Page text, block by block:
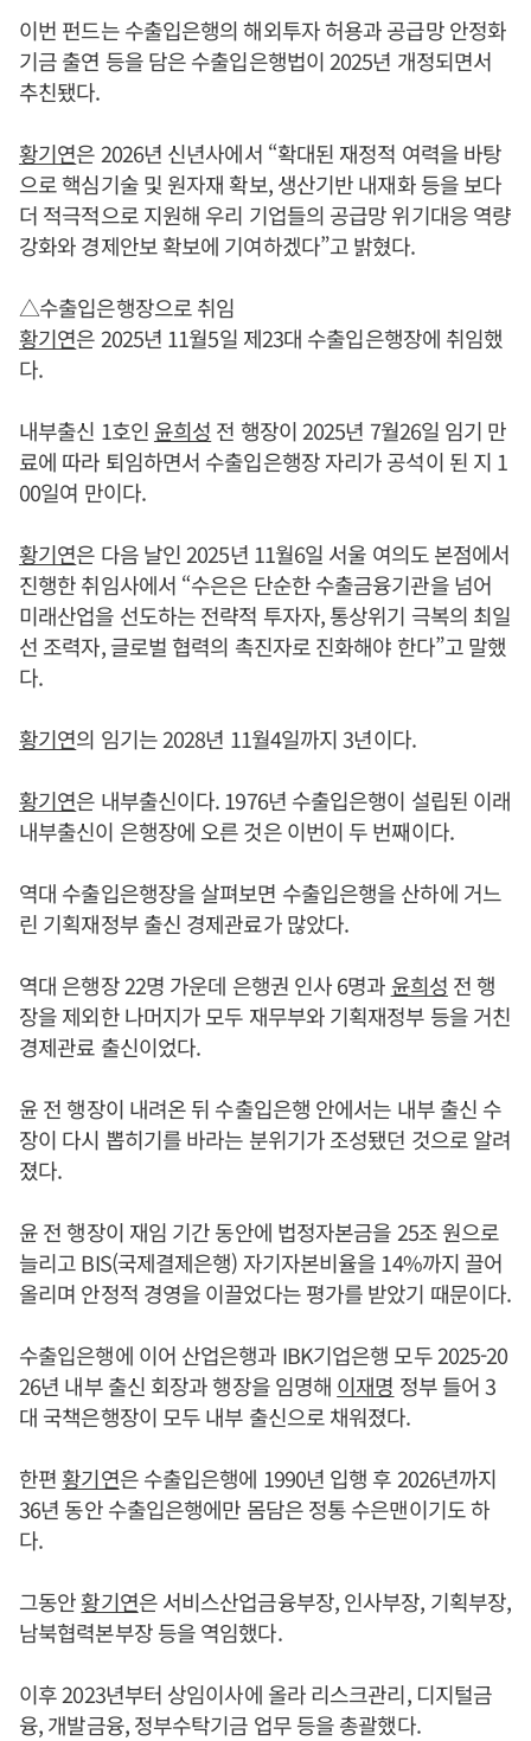
이번 펀드는 수출입은행의 해외투자 허용과 공급망 안정화
기금 출연 등을 담은 수출입은행법이 2025년 개정되면서
추친됐다.
황기연은 2026년 신년사에서 “확대된 재정적 여력을 바탕
으로 핵심기술 및 원자재 확보, 생산기반 내재화 등을 보다
더 적극적으로 지원해 우리 기업들의 공급망 위기대응 역량
강화와 경제안보 확보에 기여하겠다”고 밝혔다.
△수출입은행장으로 취임
황기연은 2025년 11월5일 제23대 수출입은행장에 취임했
다.
내부출신 1호인 윤희성 전 행장이 2025년 7월26일 임기 만
료에 따라 퇴임하면서 수출입은행장 자리가 공석이 된 지 1
00일여 만이다.
황기연은 다음 날인 2025년 11월6일 서울 여의도 본점에서
진행한 취임사에서 “수은은 단순한 수출금융기관을 넘어
미래산업을 선도하는 전략적 투자자, 통상위기 극복의 최일
선 조력자, 글로벌 협력의 촉진자로 진화해야 한다”고 말했
다.
황기연의 임기는 2028년 11월4일까지 3년이다.
황기연은 내부출신이다. 1976년 수출입은행이 설립된 이래
내부출신이 은행장에 오른 것은 이번이 두 번째이다.
역대 수출입은행장을 살펴보면 수출입은행을 산하에 거느
린 기획재정부 출신 경제관료가 많았다.
역대 은행장 22명 가운데 은행권 인사 6명과 윤희성 전 행
장을 제외한 나머지가 모두 재무부와 기획재정부 등을 거친
경제관료 출신이었다.
윤 전 행장이 내려온 뒤 수출입은행 안에서는 내부 출신 수
장이 다시 뽑히기를 바라는 분위기가 조성됐던 것으로 알려
졌다.
윤 전 행장이 재임 기간 동안에 법정자본금을 25조 원으로
늘리고 BIS(국제결제은행) 자기자본비율을 14%까지 끌어
올리며 안정적 경영을 이끌었다는 평가를 받았기 때문이다.
수출입은행에 이어 산업은행과 IBK기업은행 모두 2025-20
26년 내부 출신 회장과 행장을 임명해 이재명 정부 들어 3
대 국책은행장이 모두 내부 출신으로 채워졌다.
한편 황기연은 수출입은행에 1990년 입행 후 2026년까지
36년 동안 수출입은행에만 몸담은 정통 수은맨이기도 하
다.
그동안황기연은 서비스산업금융부장, 인사부장, 기획부장,
남북협력본부장 등을 역임했다.
이후 2023년부터 상임이사에 올라 리스크관리, 디지털금
융, 개발금융, 정부수탁기금 업무 등을 총괄했다.